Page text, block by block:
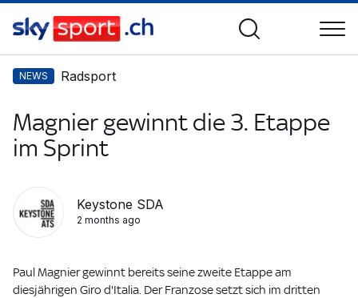
NEWS Radsport
Magnier gewinnt die 3. Etappe
im Sprint
Keystone SDA
2 months ago
Paul Magnier gewinnt bereits seine zweite Etappe am
diesjährigen Giro d'Italia. Der Franzose setzt sich im dritten